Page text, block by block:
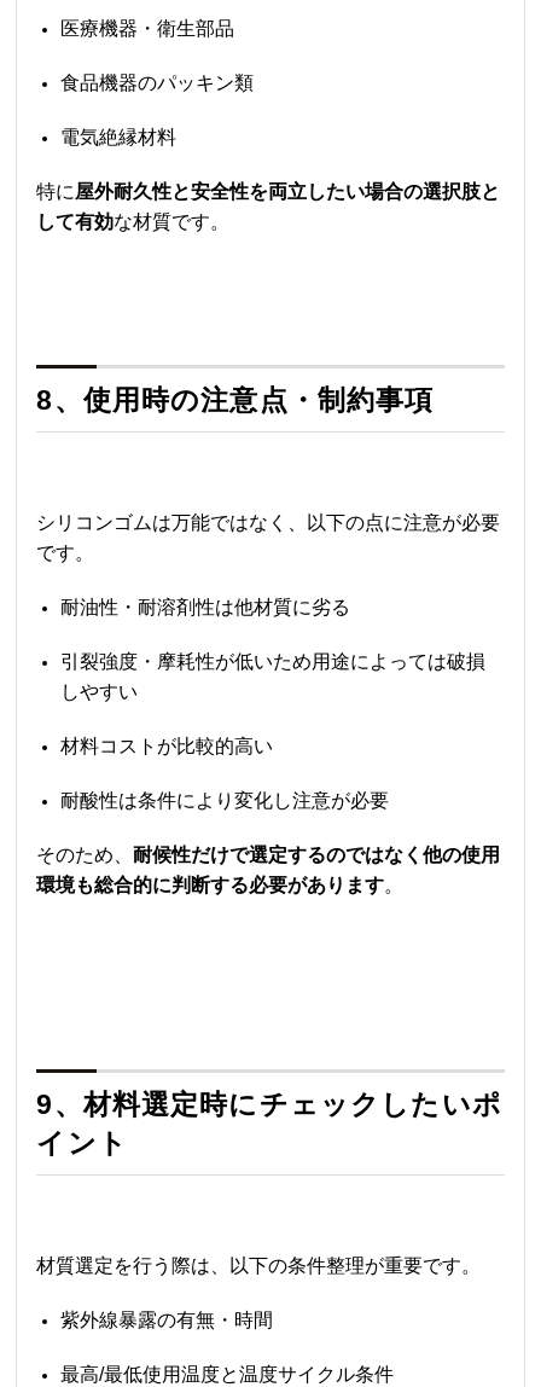
医療機器・衛生部品
食品機器のパッキン類
電気絶縁材料
特に屋外耐久性と安全性を両立したい場合の選択肢と
して有効な材質です。
8、使用時の注意点・制約事項
シリコンゴムは万能ではなく、以下の点に注意が必要
です。
耐油性・耐溶剤性は他材質に劣る
引裂強度・摩耗性が低いため用途によっては破損
しやすい
材料コストが比較的高い
耐酸性は条件により変化し注意が必要
そのため、耐候性だけで選定するのではなく他の使用
環境も総合的に判断する必要があります。
9、材料選定時にチェックしたいポ
イント
材質選定を行う際は、以下の条件整理が重要です。
紫外線暴露の有無・時間
最高/最低使用温度と温度サイクル条件